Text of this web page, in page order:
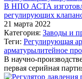
В НПО АСТА
регулирующих
21 марта 2022
Категория: Заводы и
Теги: Регулирующая
арматурылитейное
В научно-
первая серийная